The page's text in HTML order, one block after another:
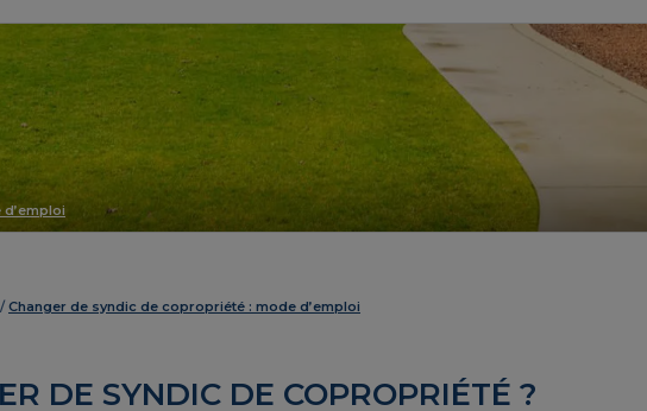
Changer de syndic de copropriété : mode d’emploi
DE SYNDIC DE COPROPRIÉTÉ ?